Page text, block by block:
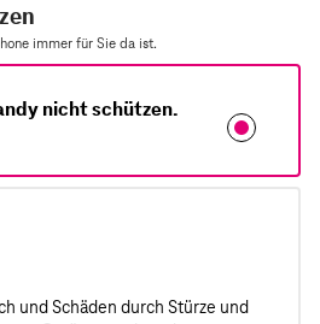
immer für Sie da ist.
nicht schützen.